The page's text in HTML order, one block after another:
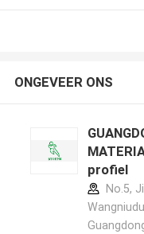
ONGEVEER ONS
profiel
No.5,